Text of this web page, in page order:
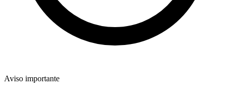
Aviso importante